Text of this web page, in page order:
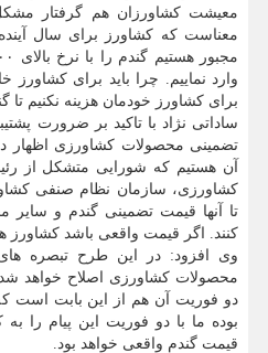
معیشت کشاورزان هم گرفتار
معناست که کشاورز برای سال
وارد نماییم. چرا باید برای کشاورز
برای کشاورز خودمان هزینه نکنیم تا
ساداتی نژاد با تاکید بر ضرورت
تضمینی محصولات کشاورزی اظهار
آن هستیم که شورایی متشکل از
کشاورزی، سازمان نظام صنفی
تا آنها قیمت تضمینی گندم و
کنند. اگر قیمت واقعی باشد کشاورز
محصولات کشاورزی اصلاح خواهد
دو فوریت آن هم از این بابت است
بوده ما با دو فوریت این پیام را
قیمت گندم واقعی خواهد بود.